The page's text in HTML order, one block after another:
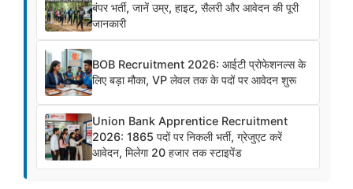
बंपर भर्ती, जानें उम्र, हाइट, सैलरी और आवेदन की पूरी
जानकारी
BOB Recruitment 2026: आईटी प्रोफेशनल्स के
लिए बड़ा मौका, VP लेवल तक के पदों पर आवेदन शुरू
Union Bank Apprentice Recruitment
2026: 1865 पदों पर निकली भर्ती, ग्रेजुएट करें
आवेदन, मिलेगा 20 हजार तक स्टाइपेंड